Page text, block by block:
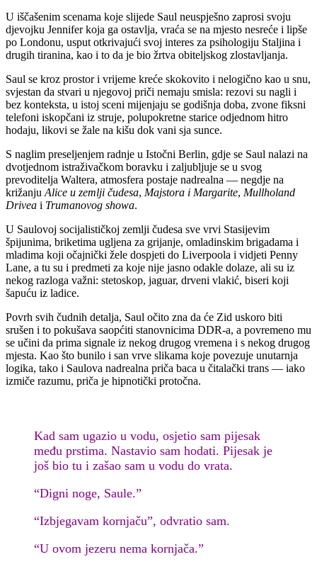
U iščašenim scenama koje slijede Saul neuspješno zaprosi svoju
djevojku Jennifer koja ga ostavlja, vraća se na mjesto nesreće i lipše
po Londonu, usput otkrivajući svoj interes za psihologiju Staljina i
drugih tiranina, kao i to da je bio žrtva obiteljskog zlostavljanja.
Saul se kroz prostor i vrijeme kreće skokovito i nelogično kao u snu,
svjestan da stvari u njegovoj priči nemaju smisla: rezovi su nagli i
bez konteksta, u istoj sceni mijenjaju se godišnja doba, zvone fiksni
telefoni iskopčani iz struje, polupokretne starice odjednom hitro
hodaju, likovi se žale na kišu dok vani sja sunce.
S naglim preseljenjem radnje u Istočni Berlin, gdje se Saul nalazi na
dvotjednom istraživačkom boravku i zaljubljuje se u svog
prevoditelja Waltera, atmosfera postaje nadrealna — negdje na
križanju Alice u zemlji čudesa, Majstora i Margarite, Mullholand
Drivea i Trumanovog showa.
U Saulovoj socijalističkoj zemlji čudesa sve vrvi Stasijevim
špijunima, briketima ugljena za grijanje, omladinskim brigadama i
mladima koji očajnički žele dospjeti do Liverpoola i vidjeti Penny
Lane, a tu su i predmeti za koje nije jasno odakle dolaze, ali su iz
nekog razloga važni: stetoskop, jaguar, drveni vlakić, biseri koji
šapuću iz ladice.
Povrh svih čudnih detalja, Saul očito zna da će Zid uskoro biti
srušen i to pokušava saopćiti stanovnicima DDR-a, a povremeno mu
se učini da prima signale iz nekog drugog vremena i s nekog drugog
mjesta. Kao što bunilo i san vrve slikama koje povezuje unutarnja
logika, tako i Saulova nadrealna priča baca u čitalački trans — iako
izmiče razumu, priča je hipnotički protočna.
Kad sam ugazio u vodu, osjetio sam pijesak
među prstima. Nastavio sam hodati. Pijesak je
još bio tu i zašao sam u vodu do vrata.
“Digni noge, Saule.”
“Izbjegavam kornjaču”, odvratio sam.
“U ovom jezeru nema kornjača.”